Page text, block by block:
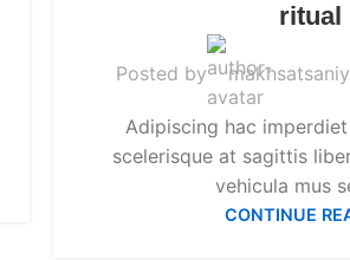
ritual
Posted by
Adipiscing hac
scelerisque at sagittis
vehicula mus
CONTINUE